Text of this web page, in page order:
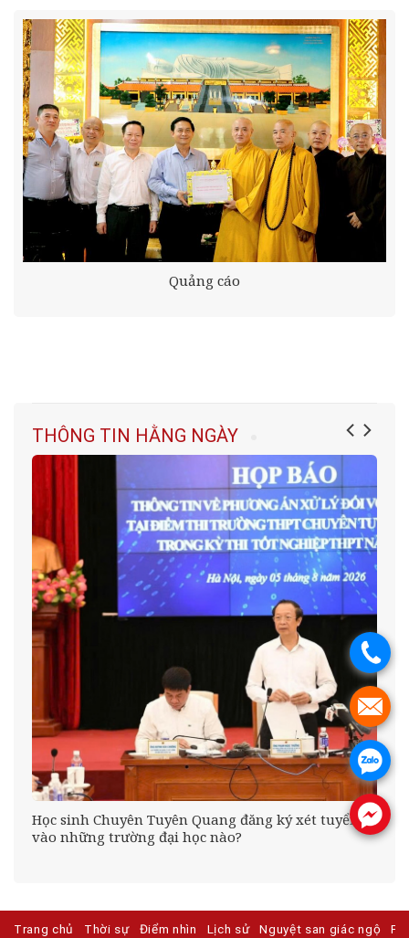
Quảng cáo
THÔNG TIN HẰNG NGÀY
Học sinh Chuyên Tuyên Quang đăng ký xét tuyển
vào những trường đại học nào?
Trang chủ Thời sự Điểm nhìn Lịch sử Nguyệt san giác ngộ
.
.
.
.